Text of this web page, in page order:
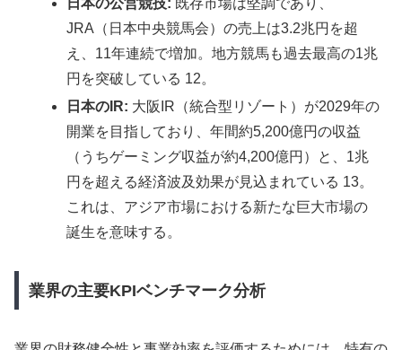
JRA（日本中央競馬会）の売上は3.2兆円を超
え、11年連続で増加。地方競馬も過去最高の1兆
円を突破している 12。
日本のIR: 大阪IR（統合型リゾート）が2029年の
開業を目指しており、年間約5,200億円の収益
（うちゲーミング収益が約4,200億円）と、1兆
円を超える経済波及効果が見込まれている 13。
これは、アジア市場における新たな巨大市場の
誕生を意味する。
業界の主要KPIベンチマーク分析